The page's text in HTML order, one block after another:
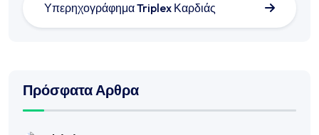
Υπερηχογράφημα Triplex Καρδιάς
Πρόσφατα Αρθρα